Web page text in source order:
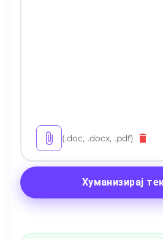
(.doc, .docx, .pdf)
Хуманизирај